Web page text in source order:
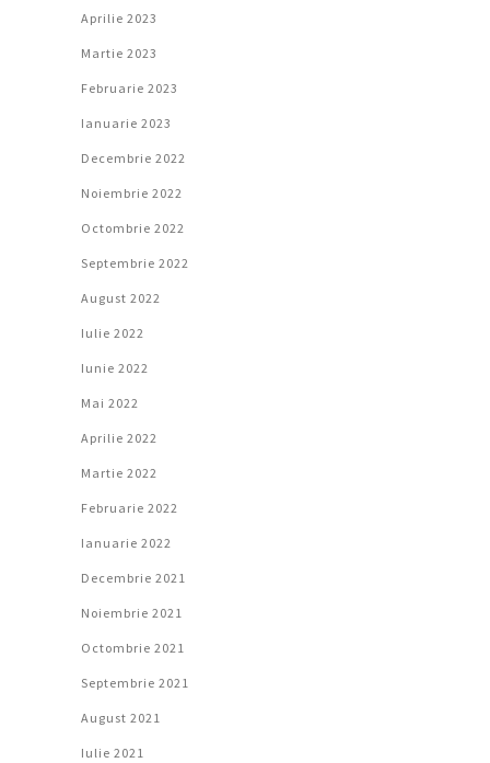
Aprilie 2023
Martie 2023
Februarie 2023
Ianuarie 2023
Decembrie 2022
Noiembrie 2022
Octombrie 2022
Septembrie 2022
August 2022
Iulie 2022
Iunie 2022
Mai 2022
Aprilie 2022
Martie 2022
Februarie 2022
Ianuarie 2022
Decembrie 2021
Noiembrie 2021
Octombrie 2021
Septembrie 2021
August 2021
Iulie 2021